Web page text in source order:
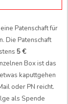
Patenschaft für
Die Patenschaft
5 €
Box ist das
kaputtgehen
oder PN reicht.
als Spende